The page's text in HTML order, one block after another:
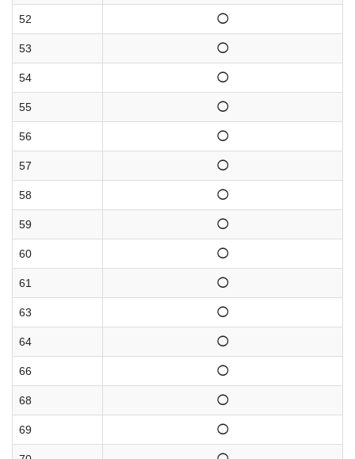
52 ◯
53 ◯
54 ◯
55 ◯
56 ◯
57 ◯
58 ◯
59 ◯
60 ◯
61 ◯
63 ◯
64 ◯
66 ◯
68 ◯
69 ◯